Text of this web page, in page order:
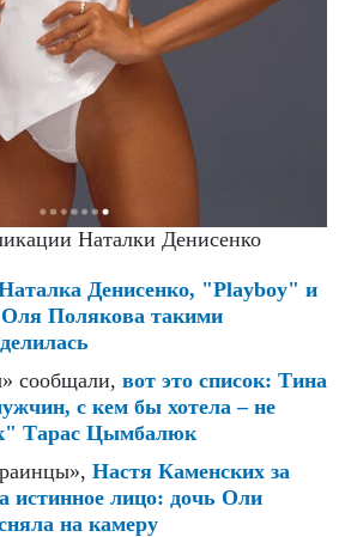
Наталки Денисенко
Денисенко, "Playboy" и
Оля Полякова такими
сообщали, вот это список: Тина
с кем бы хотела – не
Тарас Цымбалюк
Настя Каменских за
истинное лицо: дочь Оли
на камеру